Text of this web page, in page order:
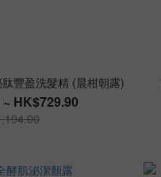
肽豐盈洗髮精 (晨柑朝露)
HK$729.90